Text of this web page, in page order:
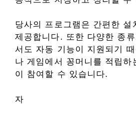
당사의 프로그램은 간편한 설
제공합니다. 또한 다양한 종
서도 자동 기능이 지원되기
나 게임에서 꽁머니를 적립하
이 참여할 수 있습니다.
자